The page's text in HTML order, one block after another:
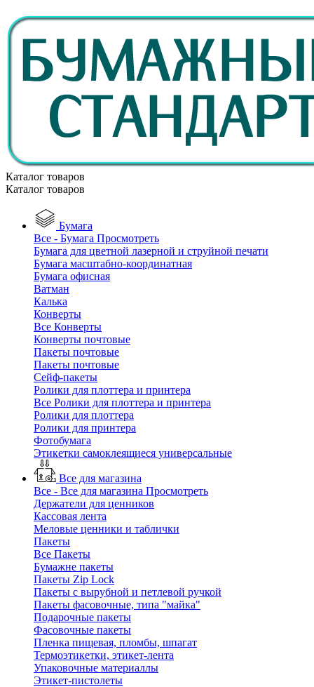
Каталог товаров
Каталог товаров
Бумага
Все - Бумага Просмотреть
Бумага для цветной лазерной и струйной печати
Бумага масштабно-координатная
Бумага офисная
Ватман
Калька
Конверты
Все Конверты
Конверты почтовые
Пакеты почтовые
Пакеты почтовые
Сейф-пакеты
Ролики для плоттера и принтера
Все Ролики для плоттера и принтера
Ролики для плоттера
Ролики для принтера
Фотобумага
Этикетки самоклеящиеся универсальные
Все для магазина
Все - Все для магазина Просмотреть
Держатели для ценников
Кассовая лента
Меловые ценники и таблички
Пакеты
Все Пакеты
Бумажне пакеты
Пакеты Zip Lock
Пакеты с вырубной и петлевой ручкой
Пакеты фасовочные, типа "майка"
Подарочные пакеты
Фасовочные пакеты
Пленка пищевая, пломбы, шпагат
Термоэтикетки, этикет-лента
Упаковочные материаллы
Этикет-пистолеты